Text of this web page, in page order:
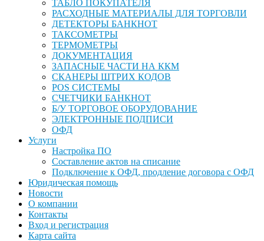
ТАБЛО ПОКУПАТЕЛЯ
РАСХОДНЫЕ МАТЕРИАЛЫ ДЛЯ ТОРГОВЛИ
ДЕТЕКТОРЫ БАНКНОТ
ТАКСОМЕТРЫ
ТЕРМОМЕТРЫ
ДОКУМЕНТАЦИЯ
ЗАПАСНЫЕ ЧАСТИ НА ККМ
СКАНЕРЫ ШТРИХ КОДОВ
POS СИСТЕМЫ
СЧЕТЧИКИ БАНКНОТ
Б/У ТОРГОВОЕ ОБОРУДОВАНИЕ
ЭЛЕКТРОННЫЕ ПОДПИСИ
ОФД
Услуги
Настройка ПО
Составление актов на списание
Подключение к ОФД, продление договора с ОФД
Юридическая помощь
Новости
О компании
Контакты
Вход и регистрация
Карта сайта